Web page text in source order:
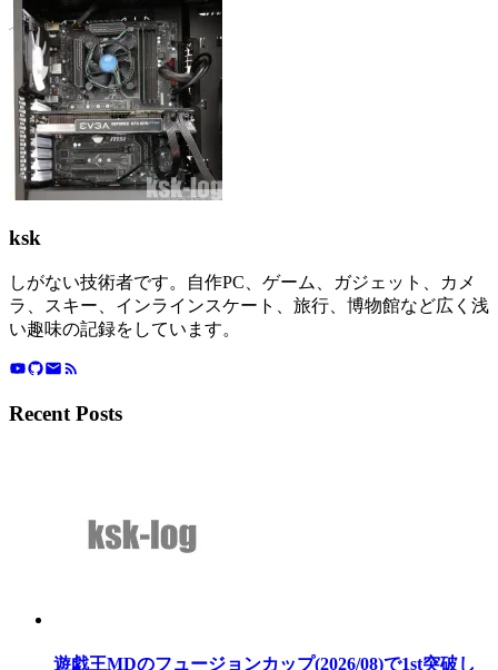
ksk
しがない技術者です。自作PC、ゲーム、ガジェット、カメ
ラ、スキー、インラインスケート、旅行、博物館など広く浅
い趣味の記録をしています。
Recent Posts
遊戯王MDのフュージョンカップ(2026/08)で1st突破し